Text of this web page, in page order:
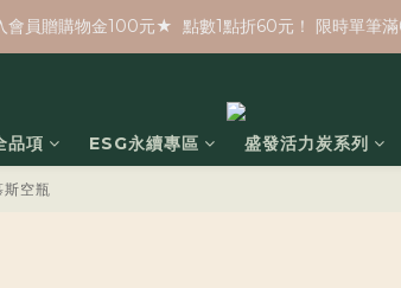
員贈購物金100元★  點數1點折60元！ 限時單筆滿
品項 ESG永續專區 盛發活力炭系列
斯空瓶